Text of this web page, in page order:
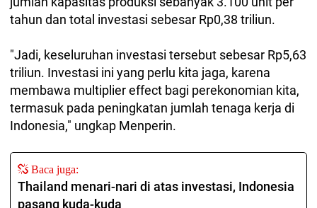
tahun dan total investasi sebesar Rp0,38 triliun.
"Jadi, keseluruhan investasi tersebut sebesar Rp5,63
triliun. Investasi ini yang perlu kita jaga, karena
membawa multiplier effect bagi perekonomian kita,
termasuk pada peningkatan jumlah tenaga kerja di
Indonesia," ungkap Menperin.
Baca juga:
Thailand menari-nari di atas investasi, Indonesia
pasang kuda-kuda